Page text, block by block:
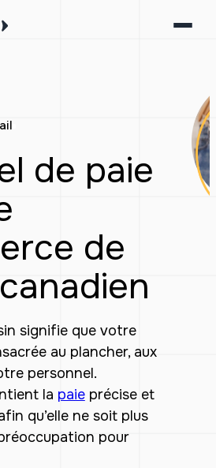
de paie
de
signifie que votre
au plancher, aux
personnel.
la paieprécise et
qu’elle ne soit plus
pour